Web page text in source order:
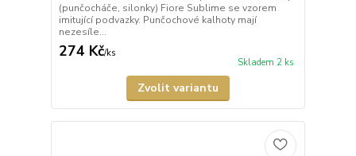
(punčocháče, silonky) Fiore Sublime se vzorem
imitující podvazky. Punčochové kalhoty mají
nezesíle...
274 Kč/ks
Skladem 2 ks
Zvolit variantu